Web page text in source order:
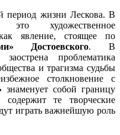
период жизни Лескова. В
это художественное
как явление, стоящее по
Достоевского. В
проблематика
и трагизма судьбы
столкновение с
знаменует собой границу
содержит те творческие
играть важнейшую роль